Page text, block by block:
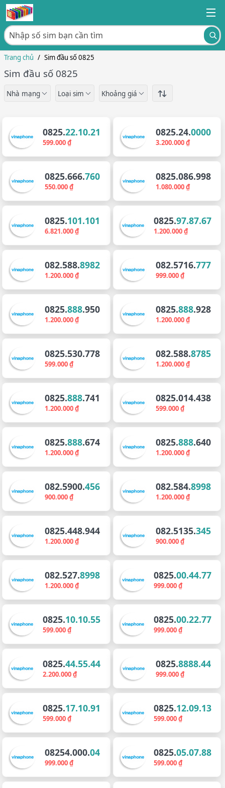
Trang chủ / Sim đầu số 0825
Sim đầu số 0825
Nhà mạng Loại sim Khoảng giá
0825.22.10.21
599.000 ₫
0825.24.0000
3.200.000 ₫
0825.666.760
550.000 ₫
0825.086.998
1.080.000 ₫
0825.101.101
6.821.000 ₫
0825.97.87.67
1.200.000 ₫
082.588.8982
1.200.000 ₫
082.5716.777
999.000 ₫
0825.888.950
1.200.000 ₫
0825.888.928
1.200.000 ₫
0825.530.778
599.000 ₫
082.588.8785
1.200.000 ₫
0825.888.741
1.200.000 ₫
0825.014.438
599.000 ₫
0825.888.674
1.200.000 ₫
0825.888.640
1.200.000 ₫
082.5900.456
900.000 ₫
082.584.8998
1.200.000 ₫
0825.448.944
1.200.000 ₫
082.5135.345
900.000 ₫
082.527.8998
1.200.000 ₫
0825.00.44.77
999.000 ₫
0825.10.10.55
599.000 ₫
0825.00.22.77
999.000 ₫
0825.44.55.44
2.200.000 ₫
0825.8888.44
999.000 ₫
0825.17.10.91
599.000 ₫
0825.12.09.13
599.000 ₫
08254.000.04
999.000 ₫
0825.05.07.88
599.000 ₫